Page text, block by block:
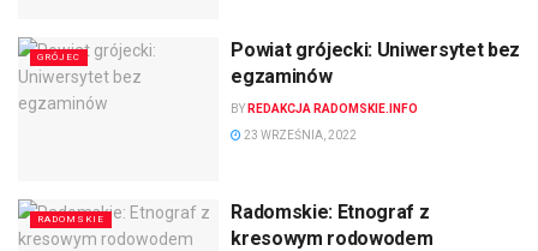
GRÓJEC
Powiat grójecki: Uniwersytet bez
egzaminów
BY REDAKCJA RADOMSKIE.INFO
23 WRZEŚNIA, 2022
RADOMSKIE
Radomskie: Etnograf z
kresowym rodowodem